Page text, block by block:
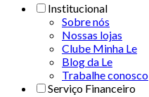
Institucional
Sobre nós
Nossas lojas
Clube Minha Le
Blog da Le
Trabalhe conosco
Serviço Financeiro